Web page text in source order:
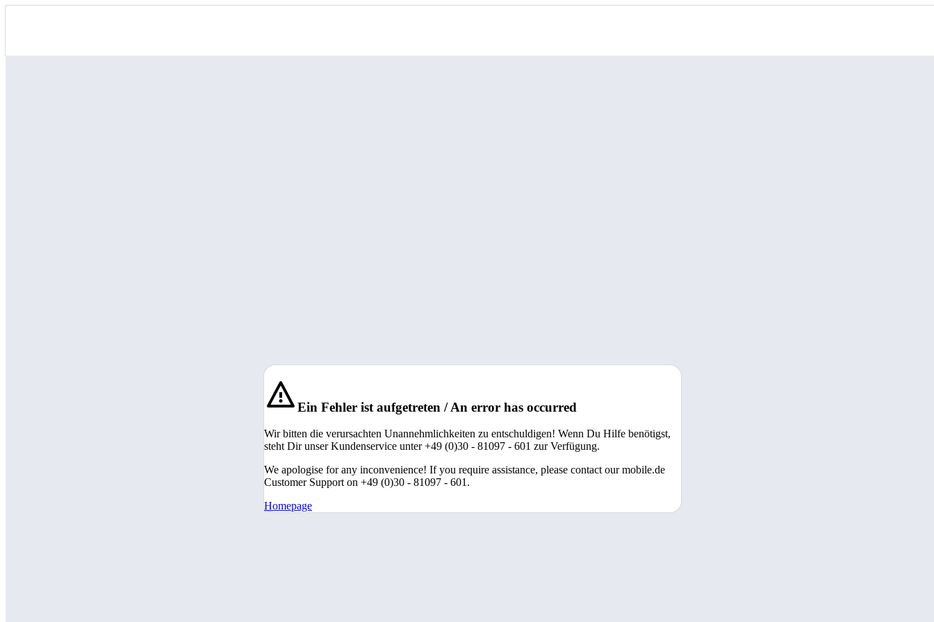
Ein Fehler ist aufgetreten / An error has occurred
Wir bitten die verursachten Unannehmlichkeiten zu entschuldigen! Wenn Du Hilfe benötigst,
steht Dir unser Kundenservice unter +49 (0)30 - 81097 - 601 zur Verfügung.
We apologise for any inconvenience! If you require assistance, please contact our mobile.de
Customer Support on +49 (0)30 - 81097 - 601.
Homepage